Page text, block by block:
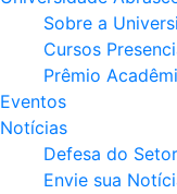
Sobre a
Cursos
Prêmio
Eventos
Notícias
Defesa do Setor
Envie sua